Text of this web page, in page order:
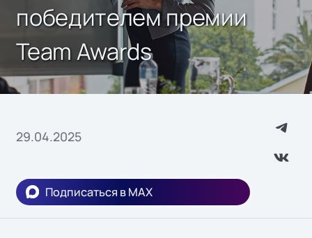
победителем премии
Team Awards
29.04.2025
Подписаться в MAX